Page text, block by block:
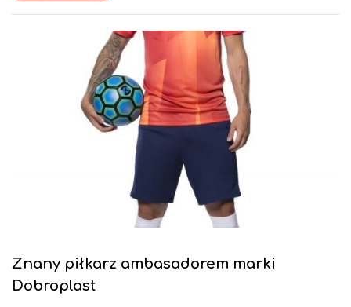
Znany piłkarz ambasadorem marki
Dobroplast